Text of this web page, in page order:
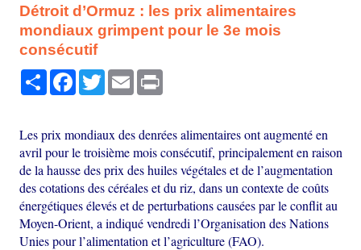
Détroit d’Ormuz : les prix alimentaires
mondiaux grimpent pour le 3e mois
consécutif
PartagerFacebook
TwitterEmail
Les prix mondiaux des denrées alimentaires ont augmenté en
avril pour le troisième mois consécutif, principalement en raison
de la hausse des prix des huiles végétales et de l’augmentation
des cotations des céréales et du riz, dans un contexte de coûts
énergétiques élevés et de perturbations causées par le conflit au
Moyen-Orient, a indiqué vendredi l’Organisation des Nations
Unies pour l’alimentation et l’agriculture (FAO).